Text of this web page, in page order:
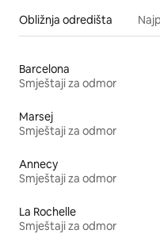
Obližnja odredišta
Barcelona
Smještaji za odmor
Marsej
Smještaji za odmor
Annecy
Smještaji za odmor
La Rochelle
Smještaji za odmor